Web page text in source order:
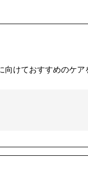
けておすすめのケア